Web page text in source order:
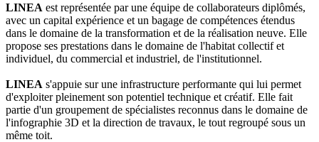
LINEA est représentée par une équipe de collaborateurs diplômés,
avec un capital expérience et un bagage de compétences étendus
dans le domaine de la transformation et de la réalisation neuve. Elle
propose ses prestations dans le domaine de l'habitat collectif et
individuel, du commercial et industriel, de l'institutionnel.
LINEA s'appuie sur une infrastructure performante qui lui permet
d'exploiter pleinement son potentiel technique et créatif. Elle fait
partie d'un groupement de spécialistes reconnus dans le domaine de
l'infographie 3D et la direction de travaux, le tout regroupé sous un
même toit.